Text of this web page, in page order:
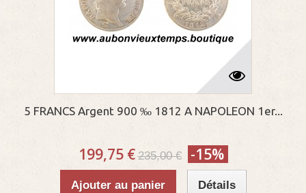
5 FRANCS Argent 900 ‰ 1812 A NAPOLEON 1er...
199,75 € 235,00 € -15%
Ajouter au panier Détails